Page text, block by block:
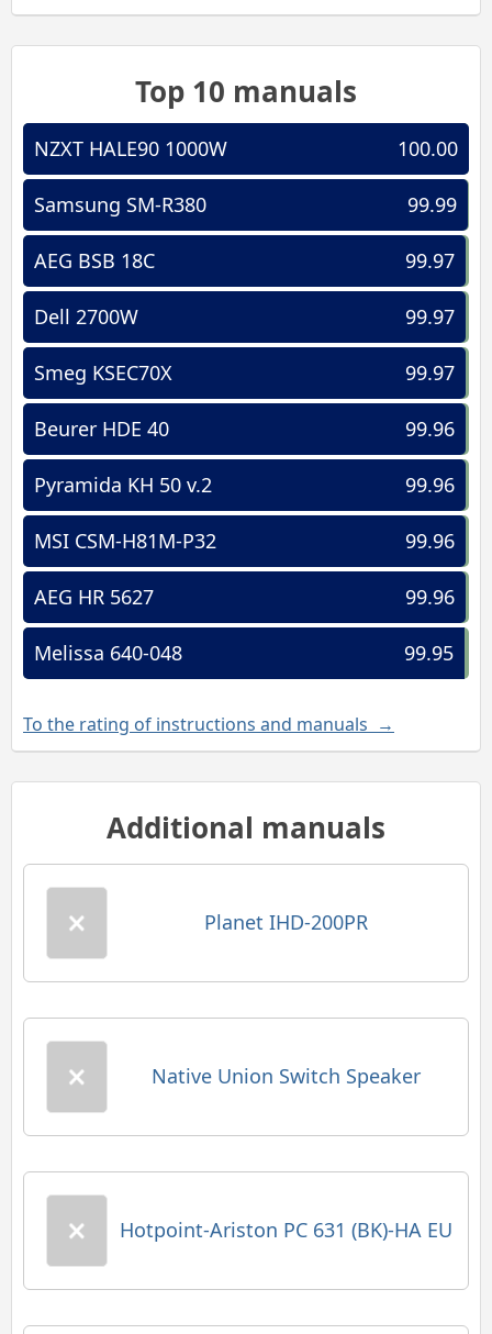
Top 10 manuals
100.00
NZXT HALE90 1000W
99.99
Samsung SM-R380
99.97
AEG BSB 18C
99.97
Dell 2700W
99.97
Smeg KSEC70X
99.96
Beurer HDE 40
99.96
Pyramida KH 50 v.2
99.96
MSI CSM-H81M-P32
99.96
AEG HR 5627
99.95
Melissa 640-048
To the rating of instructions and manuals →
Additional manuals
Planet IHD-200PR
Native Union Switch Speaker
Hotpoint-Ariston PC 631 (BK)-HA EU